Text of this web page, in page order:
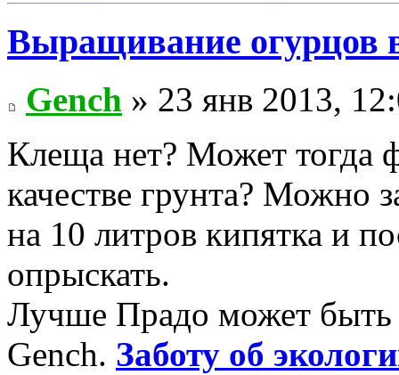
Выращивание огурцов
Gench » 23 янв 2013,
Клеща нет? Может тогда
качестве грунта? Можно
на 10 литров кипятка и
опрыскать.
Лучше Прадо может
Gench. Заботу об